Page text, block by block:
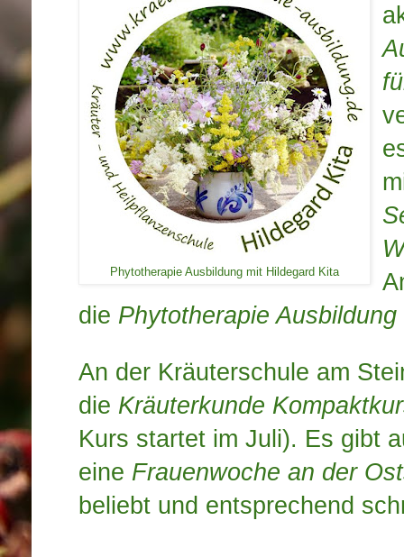
Phytotherapie Ausbildung mit Hildegard Kita
die Phytotherapie Ausbildung
An der Kräuterschule am
die Kräuterkunde
Kurs startet im Juli). Es gibt
eine Frauenwoche an der
beliebt und entsprechend